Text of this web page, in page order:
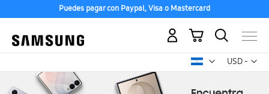
Puedes pagar con Paypal, Visa o Mastercard
USD -
dólar
Mi carrito